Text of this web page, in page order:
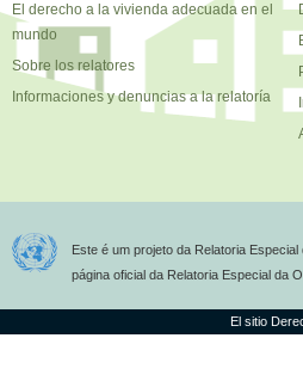
El derecho a la vivienda adecuada en el
mundo
Sobre los relatores
Informaciones y denuncias a la relatoría
Este é um projeto da Relatoria
página oficial da Relatoria Especial da
El sitio